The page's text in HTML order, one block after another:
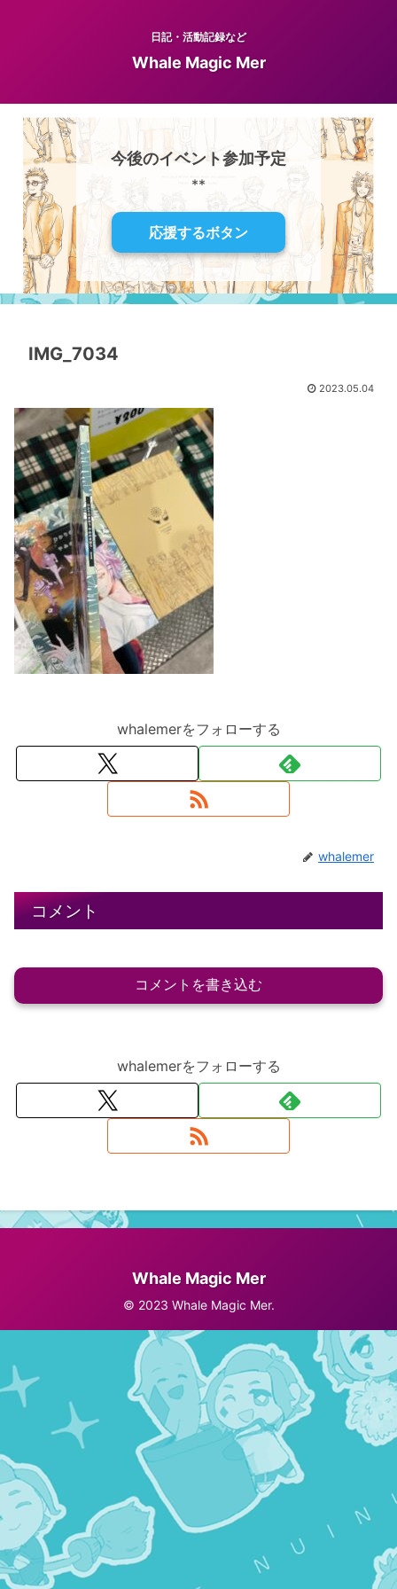
日記・活動記録など
Whale Magic Mer
今後のイベント参加予定
**
応援するボタン
IMG_7034
2023.05.04
whalemerをフォローする
whalemer
コメント
コメントを書き込む
whalemerをフォローする
Whale Magic Mer
© 2023 Whale Magic Mer.